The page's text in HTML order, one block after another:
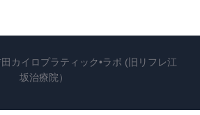
カイロプラティック•ラボ (旧リフレ江
坂治療院）